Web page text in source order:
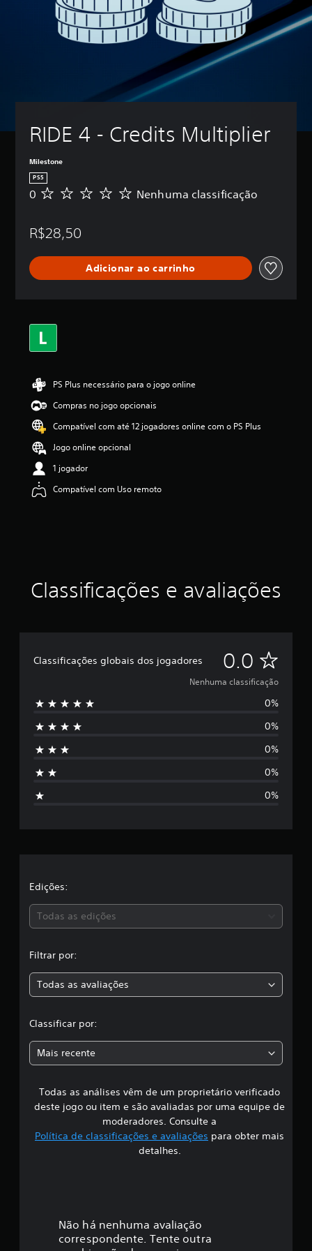
RIDE 4 - Credits Multiplier
Milestone
PS5
N
h
m
a
c
ç
ã
o
0 Nenhuma classificação
R$28,50
Adicionar ao carrinho
PS Plus necessário para o jogo online
Compras no jogo opcionais
Compatível com até 12 jogadores online com o PS Plus
Jogo online opcional
1 jogador
Compatível com Uso remoto
Classificações e avaliações
Classificações globais dos jogadores 0.0 N
e
n
h
m
i
f
c
a
ç
Nenhuma classificação
0%
0%
0%
0%
0%
Edições:
Todas as edições
Filtrar por:
Todas as avaliações
Classificar por:
Mais recente
Todas as análises vêm de um proprietário verificado
deste jogo ou item e são avaliadas por uma equipe de
moderadores. Consulte a
Política de classificações e avaliações para obter mais
detalhes.
Não há nenhuma avaliação
correspondente. Tente outra